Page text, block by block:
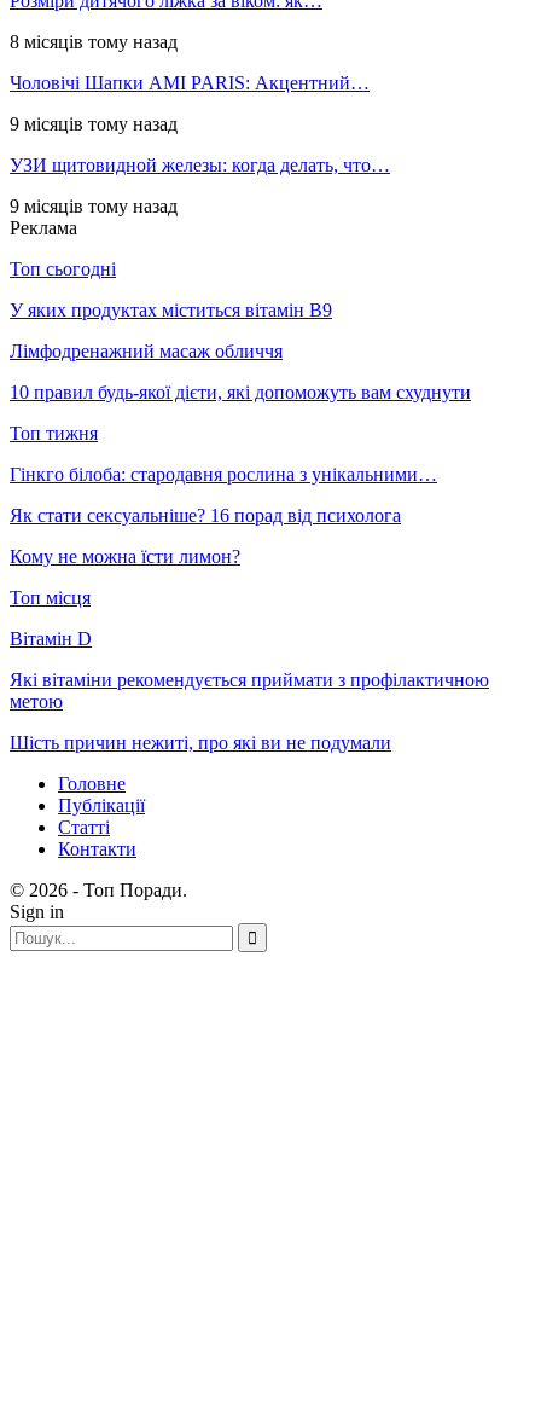
8 місяців тому назад
Чоловічі Шапки AMI PARIS: Акцентний…
9 місяців тому назад
УЗИ щитовидной железы: когда делать, что…
9 місяців тому назад
Реклама
Топ сьогодні
У яких продуктах міститься вітамін В9
Лімфодренажний масаж обличчя
10 правил будь-якої дієти, які допоможуть вам схуднути
Топ тижня
Гінкго білоба: стародавня рослина з унікальними…
Як стати сексуальніше? 16 порад від психолога
Кому не можна їсти лимон?
Топ місця
Вітамін D
Які вітаміни рекомендується приймати з профілактичною
метою
Шість причин нежиті, про які ви не подумали
Головне
Публікації
Статті
Контакти
© 2026 - Топ Поради.
Sign in